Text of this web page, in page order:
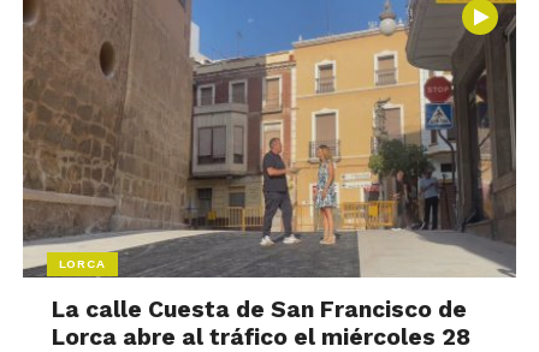
LORCA
La calle Cuesta de San Francisco de
Lorca abre al tráfico el miércoles 28